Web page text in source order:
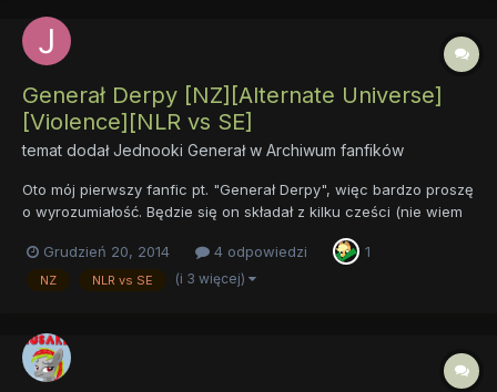
Generał Derpy [NZ][Alternate Universe]
[Violence][NLR vs SE]
temat dodałJednooki Generałw Archiwum fanfików
Oto mój pierwszy fanfic pt. "Generał Derpy", więc bardzo proszę
o wyrozumiałość. Będzie się on składał z kilku cześci (nie wiem
nadzieję, że tagi są prawidłowo dopasowane... No ale cóż, jak
na razie powiem tyle: zapraszam do czytania i oc...
Grudzień 20, 2014 4 odpowiedzi 1
NZ NLR vs SE (i 3 więcej)